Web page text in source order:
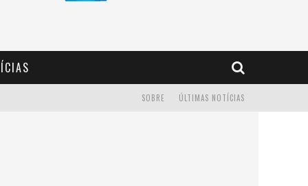
ÚLTIMAS NOTÍCIAS
SOBRE